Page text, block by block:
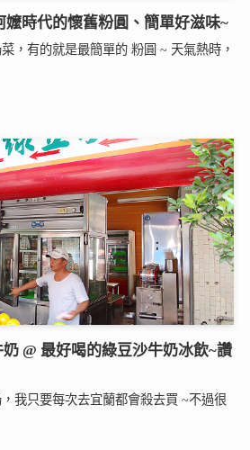
嬤時代的懷舊粉圓、簡單好滋味~
，有的就是最簡單的 粉圓 ~ 天氣熱時，
@ 最好喝的綠豆沙牛奶冰飲~讚
我只要每次去宜蘭都會殺去買 ~不過很